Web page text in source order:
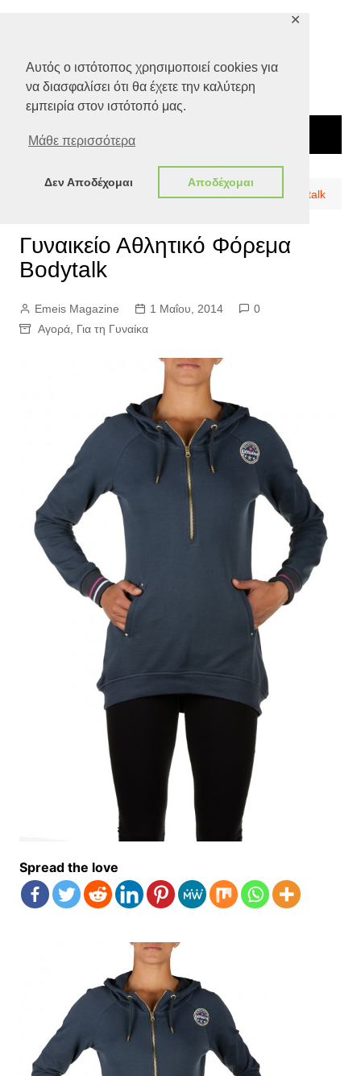
Αυτός ο ιστότοπος χρησιμοποιεί cookies για
να διασφαλίσει ότι θα έχετε την καλύτερη
εμπειρία στον ιστότοπό μας.
Μάθε περισσότερα
Δεν Αποδέχομαι Αποδέχομαι
✕
Γυναικείο Αθλητικό Φόρεμα Bodytalk
Γυναικείο Αθλητικό Φόρεμα
Bodytalk
Emeis Magazine 1 Μαΐου, 2014
0
Αγορά, Για τη Γυναίκα
Spread the love